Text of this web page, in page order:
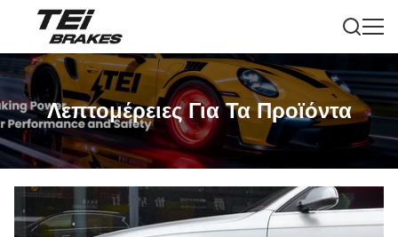
Λεπτομέρειες Για Τα Προϊόντα